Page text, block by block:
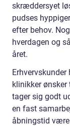
skræddersyet
pudses
efter behov.
hverdagen og
året.
Erhvervskunder
klinikker
tager sig godt
en fast
åbningstid